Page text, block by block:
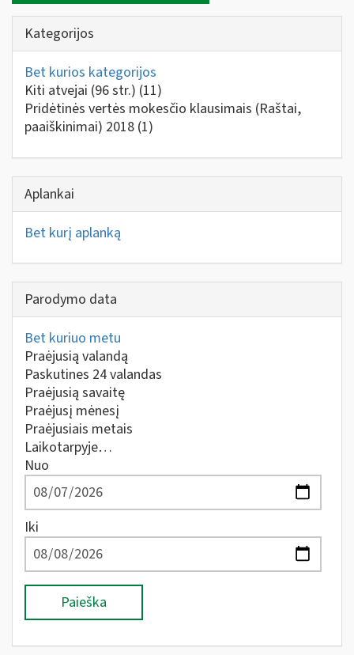
Kategorijos
Bet kurios kategorijos
Kiti atvejai (96 str.) (11)
Pridėtinės vertės mokesčio klausimais (Raštai,
paaiškinimai) 2018 (1)
Aplankai
Bet kurį aplanką
Parodymo data
Bet kuriuo metu
Praėjusią valandą
Paskutines 24 valandas
Praėjusią savaitę
Praėjusį mėnesį
Praėjusiais metais
Laikotarpyje…
Nuo
Iki
Paieška